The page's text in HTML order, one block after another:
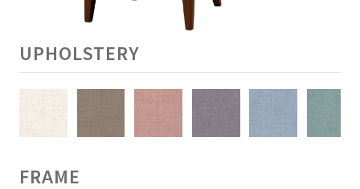
UPHOLSTERY
FRAME